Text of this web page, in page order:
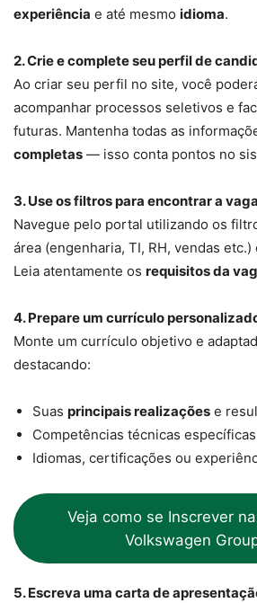
experiência e até mesmo idioma.
2. Crie e complete seu perfil de
Ao criar seu perfil no site, você
acompanhar processos seletivos e
futuras. Mantenha todas as
completas — isso conta pontos no
3. Use os filtros para encontrar a
Navegue pelo portal utilizando os
área (engenharia, TI, RH, vendas
Leia atentamente os requisitos da
4. Prepare um currículo
Monte um currículo objetivo e
destacando:
Suas principais realizações e
Competências técnicas
Idiomas, certificações ou
Veja como se Inscrever
Volkswagen
5. Escreva uma carta de